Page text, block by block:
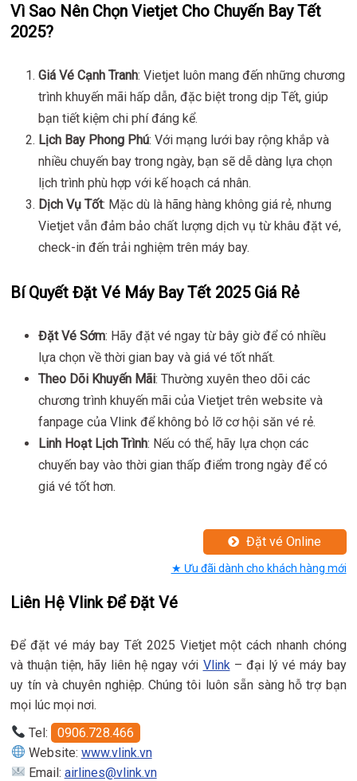
Vì Sao Nên Chọn Vietjet Cho Chuyến Bay Tết
2025?
Giá Vé Cạnh Tranh: Vietjet luôn mang đến những chương
trình khuyến mãi hấp dẫn, đặc biệt trong dịp Tết, giúp
bạn tiết kiệm chi phí đáng kể.
Lịch Bay Phong Phú: Với mạng lưới bay rộng khắp và
nhiều chuyến bay trong ngày, bạn sẽ dễ dàng lựa chọn
lịch trình phù hợp với kế hoạch cá nhân.
Dịch Vụ Tốt: Mặc dù là hãng hàng không giá rẻ, nhưng
Vietjet vẫn đảm bảo chất lượng dịch vụ từ khâu đặt vé,
check-in đến trải nghiệm trên máy bay.
Bí Quyết Đặt Vé Máy Bay Tết 2025 Giá Rẻ
Đặt Vé Sớm: Hãy đặt vé ngay từ bây giờ để có nhiều
lựa chọn về thời gian bay và giá vé tốt nhất.
Theo Dõi Khuyến Mãi: Thường xuyên theo dõi các
chương trình khuyến mãi của Vietjet trên website và
fanpage của Vlink để không bỏ lỡ cơ hội săn vé rẻ.
Linh Hoạt Lịch Trình: Nếu có thể, hãy lựa chọn các
chuyến bay vào thời gian thấp điểm trong ngày để có
giá vé tốt hơn.
Đặt vé Online
★ Ưu đãi dành cho khách hàng mới
Liên Hệ Vlink Để Đặt Vé
Để đặt vé máy bay Tết 2025 Vietjet một cách nhanh chóng
và thuận tiện, hãy liên hệ ngay với Vlink – đại lý vé máy bay
uy tín và chuyên nghiệp. Chúng tôi luôn sẵn sàng hỗ trợ bạn
mọi lúc mọi nơi.
Tel:
0906.728.466
Website: www.vlink.vn
Email: airlines@vlink.vn